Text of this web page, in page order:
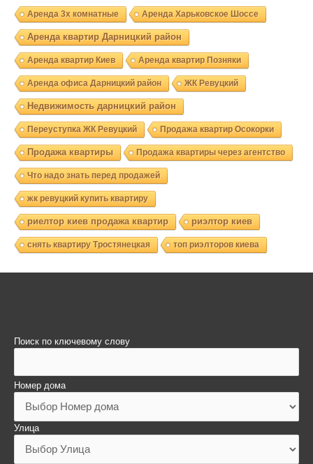
Аренда 3х комнатные Аренда Харьковское Шоссе
Аренда квартир Дарницкий район
Аренда квартир Киев Аренда квартир Позняки
Аренда офиса Дарницкий район ЖК Ревуцкий
Недвижимость дарницкий район
Переуступка ЖК Ревуцкий Продажа квартир Осокорки
Продажа квартиры Продажа квартиры через агентство
Что надо знать перед продажей
жк ревуцкий купить квартиру
риелтор киев продажа квартир риэлтор киев
снять квартиру Тростянецкая топ риэлторов киева
Поиск по ключевому слову
Номер дома
Улица